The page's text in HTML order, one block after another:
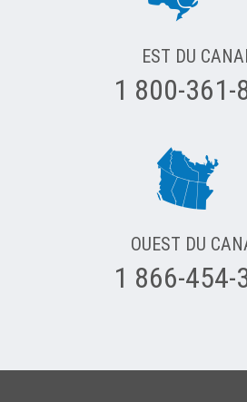
EST DU
1 800-361-
OUEST DU
1 866-454-